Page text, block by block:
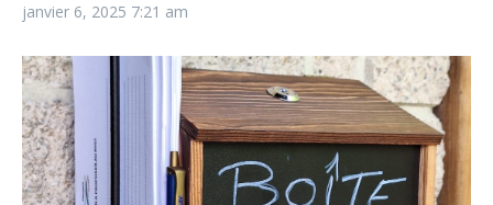
janvier 6, 2025 7:21 am